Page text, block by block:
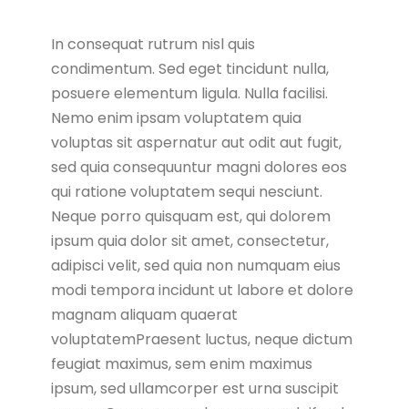
In consequat rutrum nisl quis
condimentum. Sed eget tincidunt nulla,
posuere elementum ligula. Nulla facilisi.
Nemo enim ipsam voluptatem quia
voluptas sit aspernatur aut odit aut fugit,
sed quia consequuntur magni dolores eos
qui ratione voluptatem sequi nesciunt.
Neque porro quisquam est, qui dolorem
ipsum quia dolor sit amet, consectetur,
adipisci velit, sed quia non numquam eius
modi tempora incidunt ut labore et dolore
magnam aliquam quaerat
voluptatemPraesent luctus, neque dictum
feugiat maximus, sem enim maximus
ipsum, sed ullamcorper est urna suscipit